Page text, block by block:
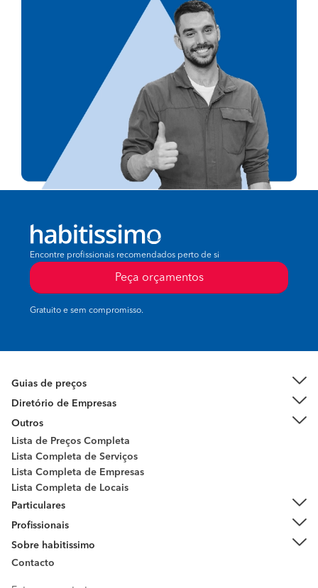
Encontre profissionais recomendados perto de si
Peça orçamentos
Gratuito e sem compromisso.
Guias de preços
Diretório de Empresas
Outros
Lista de Preços Completa
Lista Completa de Serviços
Lista Completa de Empresas
Lista Completa de Locais
Particulares
Profissionais
Sobre habitissimo
Contacto